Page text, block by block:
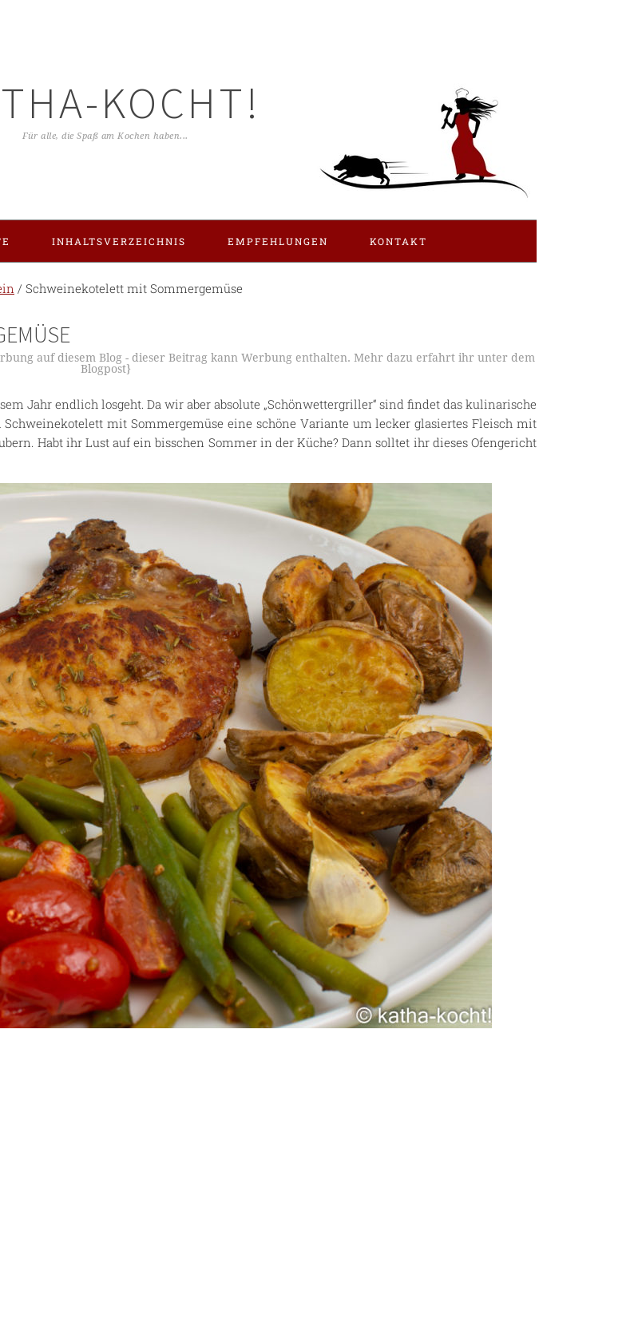
KOCHT!
Für alle, die Spaß am Kochen haben...
INHALTSVERZEICHNIS EMPFEHLUNGEN KONTAKT
/ Schweinekotelett mit Sommergemüse
auf diesem Blog - dieser Beitrag kann Werbung enthalten. Mehr dazu erfahrt ihr unter dem
Blogpost}
Jahr endlich losgeht. Da wir aber absolute „Schönwettergriller“ sind findet das kulinarische
mit Sommergemüse eine schöne Variante um lecker glasiertes Fleisch mit
Habt ihr Lust auf ein bisschen Sommer in der Küche? Dann solltet ihr dieses Ofengericht